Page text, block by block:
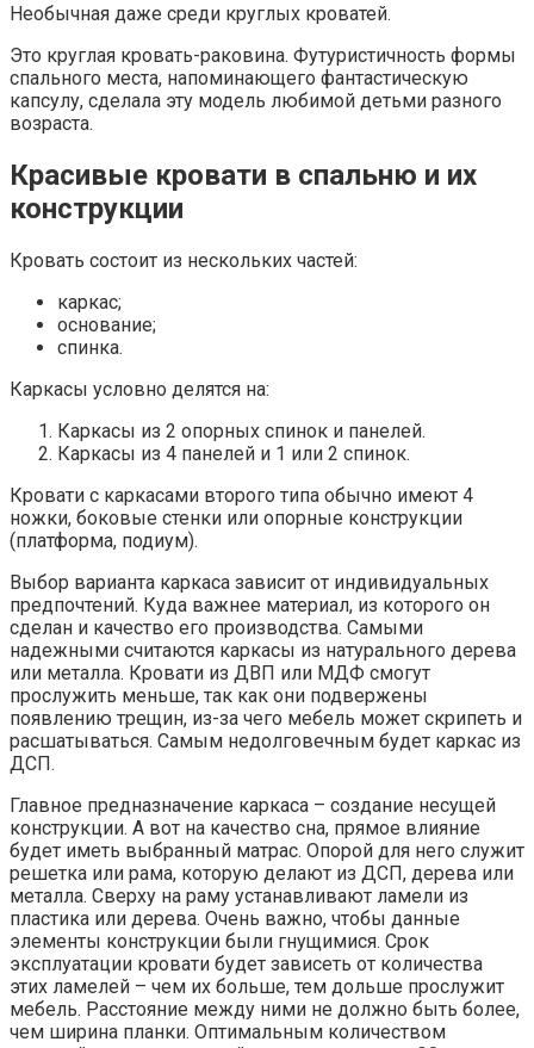
Необычная даже среди круглых кроватей.
Это круглая кровать-раковина. Футуристичность формы
спального места, напоминающего фантастическую
капсулу, сделала эту модель любимой детьми разного
возраста.
Красивые кровати в спальню и их
конструкции
Кровать состоит из нескольких частей:
каркас;
основание;
спинка.
Каркасы условно делятся на:
Каркасы из 2 опорных спинок и панелей.
Каркасы из 4 панелей и 1 или 2 спинок.
Кровати с каркасами второго типа обычно имеют 4
ножки, боковые стенки или опорные конструкции
(платформа, подиум).
Выбор варианта каркаса зависит от индивидуальных
предпочтений. Куда важнее материал, из которого он
сделан и качество его производства. Самыми
надежными считаются каркасы из натурального дерева
или металла. Кровати из ДВП или МДФ смогут
прослужить меньше, так как они подвержены
появлению трещин, из-за чего мебель может скрипеть и
расшатываться. Самым недолговечным будет каркас из
ДСП.
Главное предназначение каркаса – создание несущей
конструкции. А вот на качество сна, прямое влияние
будет иметь выбранный матрас. Опорой для него служит
решетка или рама, которую делают из ДСП, дерева или
металла. Сверху на раму устанавливают ламели из
пластика или дерева. Очень важно, чтобы данные
элементы конструкции были гнущимися. Срок
эксплуатации кровати будет зависеть от количества
этих ламелей – чем их больше, тем дольше прослужит
мебель. Расстояние между ними не должно быть более,
чем ширина планки. Оптимальным количеством